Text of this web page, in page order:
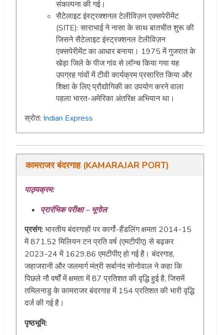
संकल्पना की गई।
सैटेलाइट इंस्ट्रक्शनल टेलीविज़न एक्सपेरीमेंट
(SITE): साराभाई ने नासा के साथ बातचीत शुरू की
जिसने सैटेलाइट इंस्ट्रक्शनल टेलीविज़न
एक्सपेरीमेंट का आधार बनाया। 1975 में गुजरात के
खेड़ा जिले के पीज गांव से लॉन्च किया गया यह
उपग्रह गांवों में टीवी कार्यक्रम प्रसारित किया और
शिक्षा के लिए प्रौद्योगिकी का उपयोग करने वाला
पहला भारत-अमेरिका अंतरिक्ष अभियान था।
स्रोत: Indian Express
कामराजर बंदरगाह (KAMARAJAR PORT)
पाठ्यक्रम:
प्रारंभिक परीक्षा – भूगोल
प्रसंग: भारतीय बंदरगाहों पर कार्गो-हैंडलिंग क्षमता 2014-15
में 871.52 मिलियन टन प्रति वर्ष (एमटीपीए) से बढ़कर
2023-24 में 1629.86 एमटीपीए हो गई है। बंदरगाह,
जहाजरानी और जलमार्ग मंत्री सर्बानंद सोनोवाल ने कहा कि
पिछले नौ वर्षों में क्षमता में 87 प्रतिशत की वृद्धि हुई है, जिसमें
तमिलनाडु के कामराजर बंदरगाह में 154 प्रतिशत की भारी वृद्धि
दर्ज की गई है।
पृष्ठभूमि: